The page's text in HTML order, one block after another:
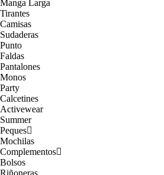
Manga Larga
Tirantes
Camisas
Sudaderas
Punto
Faldas
Pantalones
Monos
Party
Calcetines
Activewear
Summer
Peques
Mochilas
Complementos
Bolsos
Riñoneras